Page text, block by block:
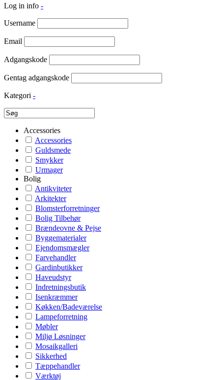
Log in info -
Username
Email
Adgangskode
Gentag adgangskode
Kategori -
Accessories
Accessories
Guldsmede
Smykker
Urmager
Bolig
Antikviteter
Arkitekter
Blomsterforretninger
Bolig Tilbehør
Brændeovne & Pejse
Byggematerialer
Ejendomsmægler
Farvehandler
Gardinbutikker
Haveudstyr
Indretningsbutik
Isenkræmmer
Køkken/Badeværelse
Lampeforretning
Møbler
Miljø Løsninger
Mosaikgalleri
Sikkerhed
Tæppehandler
Værktøj